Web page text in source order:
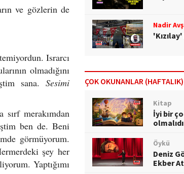
ve gözlerin de
Israrcı
olmadığını
sana. Sesimi
merakımdan
ben de. Beni
görmüyorum.
şey her
Yaptığımı
Nadir
ÇOK OKUNANLAR (HAFTALIK)
Kitap
İyi bir
Öykü
Deniz
Ekber